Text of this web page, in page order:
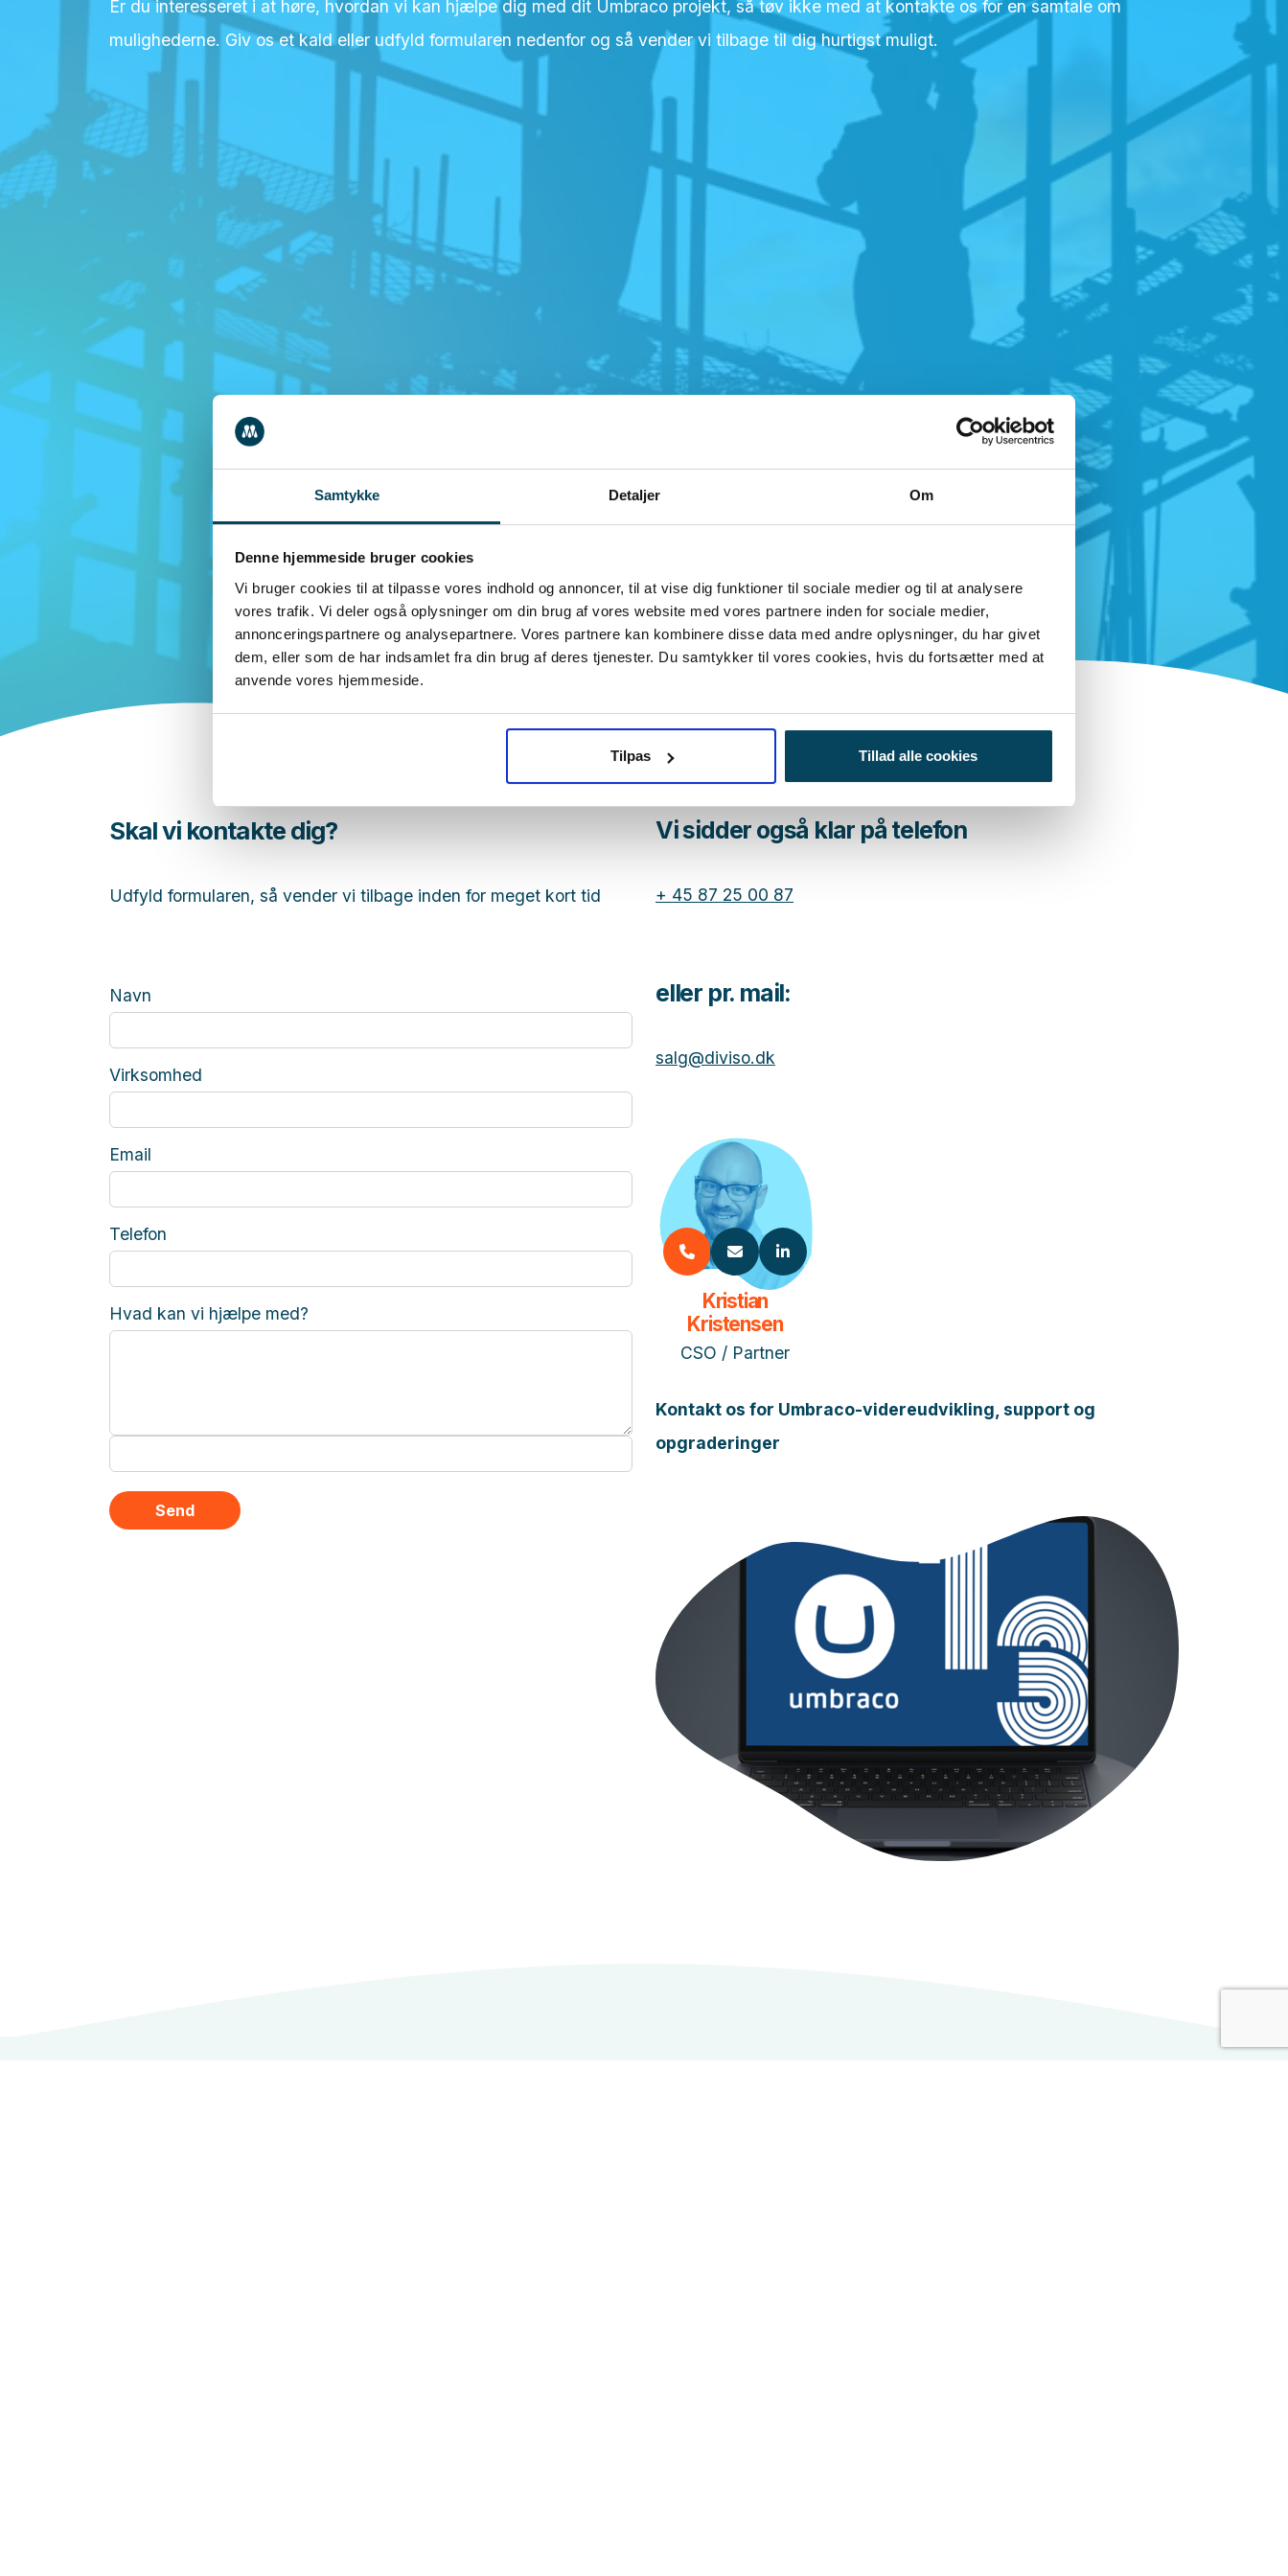
Samtykke Detaljer Om
Denne hjemmeside bruger cookies
Vi bruger cookies til at tilpasse vores indhold og annoncer, til at vise dig funktioner til sociale medier og til at analysere
vores trafik. Vi deler også oplysninger om din brug af vores website med vores partnere inden for sociale medier,
annonceringspartnere og analysepartnere. Vores partnere kan kombinere disse data med andre oplysninger, du har givet
dem, eller som de har indsamlet fra din brug af deres tjenester. Du samtykker til vores cookies, hvis du fortsætter med at
anvende vores hjemmeside.
Tilpas Tillad alle cookies
Er du interesseret i at høre, hvordan vi kan hjælpe dig med dit Umbraco projekt, så tøv ikke med at kontakte os for en samtale om
mulighederne. Giv os et kald eller udfyld formularen nedenfor og så vender vi tilbage til dig hurtigst muligt.
Skal vi kontakte dig?
Udfyld formularen, så vender vi tilbage inden for meget kort tid
Navn
Virksomhed
Email
Telefon
Hvad kan vi hjælpe med?
Vi sidder også klar på telefon
+ 45 87 25 00 87
eller pr. mail:
salg@diviso.dk
Kristian
Kristensen
CSO / Partner
Kontakt os for Umbraco-videreudvikling, support og
opgraderinger